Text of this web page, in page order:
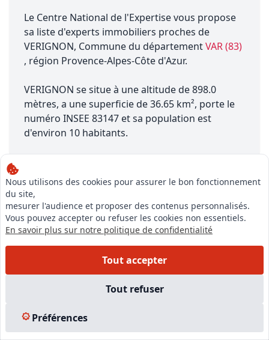
Le Centre National de l'Expertise vous propose
sa liste d'experts immobiliers proches de
VERIGNON, Commune du départementVAR (83)
, région Provence-Alpes-Côte d'Azur.
VERIGNON se situe à une altitude de 898.0
mètres, a une superficie de 36.65 km², porte le
numéro INSEE 83147 et sa population est
d'environ 10 habitants.
Nous utilisons des cookies pour assurer le bon fonctionnement
du site,
mesurer l'audience et proposer des contenus personnalisés.
Vous pouvez accepter ou refuser les cookies non essentiels.
En savoir plus sur notre politique de confidentialité
Tout accepter
Tout refuser
Préférences
Notre équipe est à votre écoute pour vous accompagner dans
votre projet,
du financement de votre formation à la création de votre